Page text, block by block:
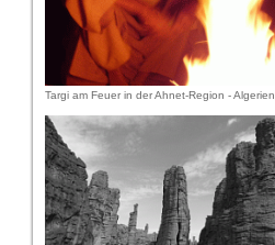
Targi am Feuer in der Ahnet-Region - Algerien